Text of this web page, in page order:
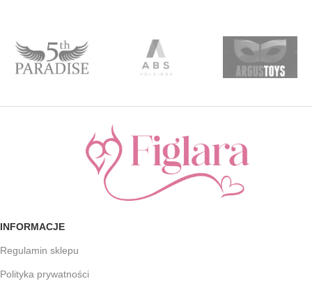
INFORMACJE
Regulamin sklepu
Polityka prywatności